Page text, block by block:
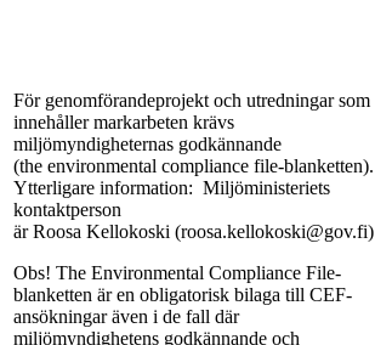
För genomförandeprojekt och utredningar som
innehåller markarbeten krävs
miljömyndigheternas godkännande
(the environmental compliance file-blanketten).
Ytterligare information: Miljöministeriets
kontaktperson
är Roosa Kellokoski (roosa.kellokoski@gov.fi)
Obs! The Environmental Compliance File-
blanketten är en obligatorisk bilaga till CEF-
ansökningar även i de fall där
miljömyndighetens godkännande och